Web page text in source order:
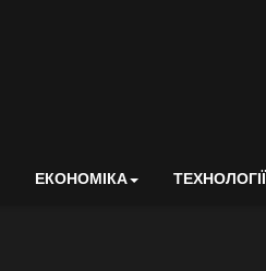
ЕКОНОМІКА ТЕХНОЛОГІЇ